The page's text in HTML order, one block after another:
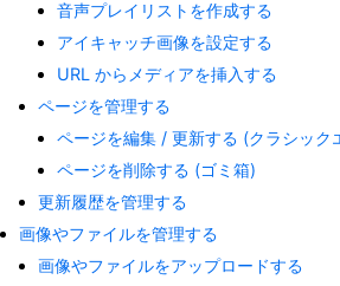
音声プレイリストを作成する
アイキャッチ画像を設定する
URL からメディアを挿入する
ページを管理する
ページを編集 / 更新する (クラシック
ページを削除する (ゴミ箱)
更新履歴を管理する
画像やファイルを管理する
画像やファイルをアップロードする